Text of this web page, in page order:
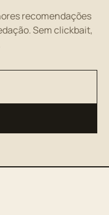
recomendações
Sem clickbait,